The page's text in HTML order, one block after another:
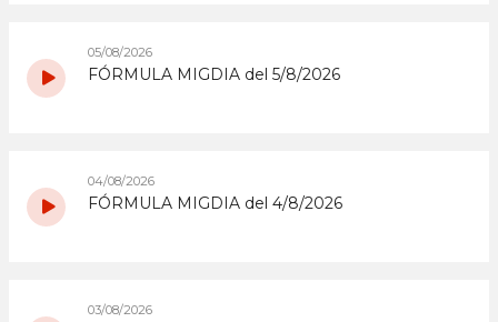
05/08/2026
FÓRMULA MIGDIA del 5/8/2026
04/08/2026
FÓRMULA MIGDIA del 4/8/2026
03/08/2026